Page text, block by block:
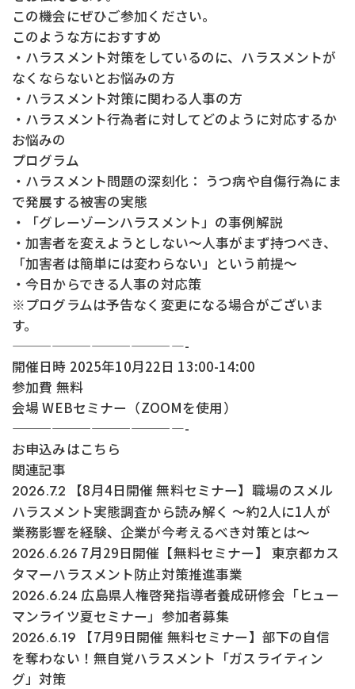
この機会にぜひご参加ください。
このような方におすすめ
・ハラスメント対策をしているのに、ハラスメントが
なくならないとお悩みの方
・ハラスメント対策に関わる人事の方
・ハラスメント行為者に対してどのように対応するか
お悩みの
プログラム
・ハラスメント問題の深刻化： うつ病や自傷行為にま
で発展する被害の実態
・「グレーゾーンハラスメント」の事例解説
・加害者を変えようとしない～人事がまず持つべき、
「加害者は簡単には変わらない」という前提～
・今日からできる人事の対応策
※プログラムは予告なく変更になる場合がございま
す。
—————————————-
開催日時 2025年10月22日 13:00-14:00
参加費 無料
会場 WEBセミナー（ZOOMを使用）
—————————————-
お申込みはこちら
関連記事
2026.7.2 【8月4日開催 無料セミナー】職場のスメル
ハラスメント実態調査から読み解く ～約2人に1人が
業務影響を経験、企業が今考えるべき対策とは～
2026.6.26 7月29日開催【無料セミナー】 東京都カス
タマーハラスメント防止対策推進事業
2026.6.24 広島県人権啓発指導者養成研修会「ヒュー
マンライツ夏セミナー」参加者募集
2026.6.19 【7月9日開催 無料セミナー】部下の自信
を奪わない！無自覚ハラスメント「ガスライティン
グ」対策